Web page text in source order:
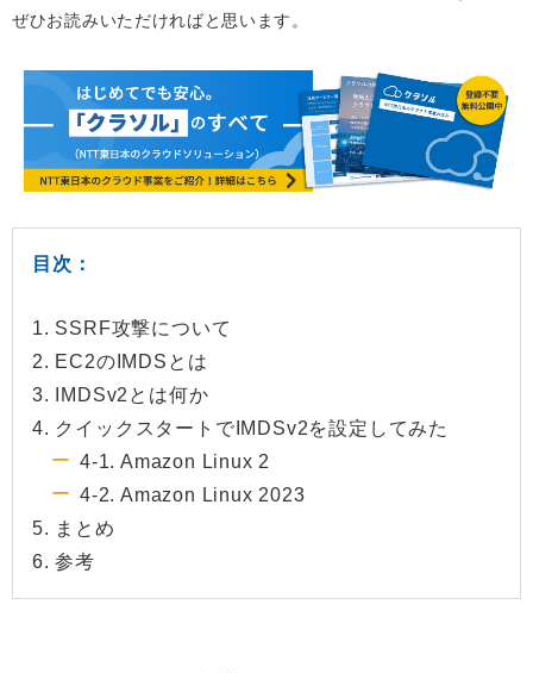
ぜひお読みいただければと思います。
目次：
1. SSRF攻撃について
2. EC2のIMDSとは
3. IMDSv2とは何か
4. クイックスタートでIMDSv2を設定してみた
4-1. Amazon Linux 2
4-2. Amazon Linux 2023
5. まとめ
6. 参考